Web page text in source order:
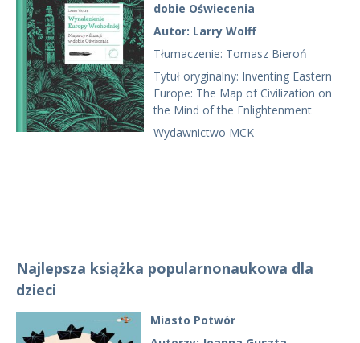
dobie Oświecenia
Autor: Larry Wolff
Tłumaczenie: Tomasz Bieroń
Tytuł oryginalny: Inventing Eastern
Europe: The Map of Civilization on
the Mind of the Enlightenment
Wydawnictwo MCK
Najlepsza książka popularnonaukowa dla
dzieci
Miasto Potwór